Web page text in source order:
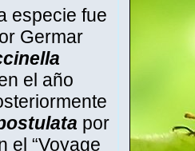
especie fue
Germar
el año
por
el “Voyage